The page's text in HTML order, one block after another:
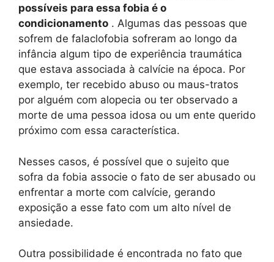
possíveis para essa fobia é o
condicionamento . Algumas das pessoas que
sofrem de falaclofobia sofreram ao longo da
infância algum tipo de experiência traumática
que estava associada à calvície na época. Por
exemplo, ter recebido abuso ou maus-tratos
por alguém com alopecia ou ter observado a
morte de uma pessoa idosa ou um ente querido
próximo com essa característica.
Nesses casos, é possível que o sujeito que
sofra da fobia associe o fato de ser abusado ou
enfrentar a morte com calvície, gerando
exposição a esse fato com um alto nível de
ansiedade.
Outra possibilidade é encontrada no fato que